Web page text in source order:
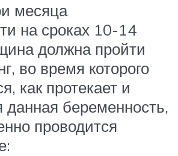
месяца
на сроках 10-14
должна пройти
во время которого
как протекает и
данная беременность,
проводится